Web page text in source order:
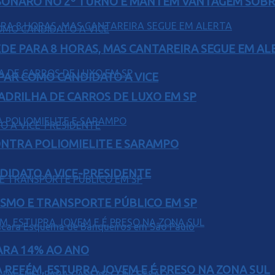
COMO CANDIDATO A VICE
A VICE-PRESIDENTE
ESTUPRA JOVEM E É PRESO NA ZONA SUL
PARA 8 HORAS, MAS CANTAREIRA SEGUE EM
DE CARROS DE LUXO EM SP
POLIOMIELITE E SARAMPO
E TRANSPORTE PÚBLICO EM SP
14% AO ANO